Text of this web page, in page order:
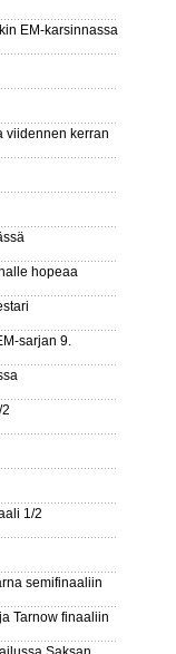
EM-karsinnassa
viidennen kerran
hopeaa
sarjan 9.
1/2
semifinaaliin
Tarnow finaaliin